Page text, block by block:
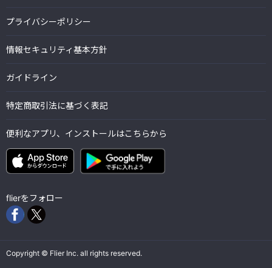
プライバシーポリシー
情報セキュリティ基本方針
ガイドライン
特定商取引法に基づく表記
便利なアプリ、インストールはこちらから
flierをフォロー
Copyright © Flier Inc. all rights reserved.